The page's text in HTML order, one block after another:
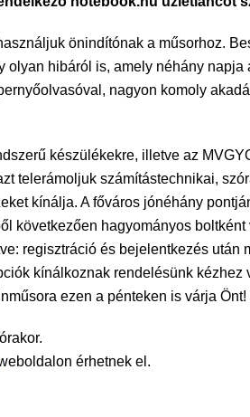
önindítónak a műsorhoz.
hibáról is, amely néhány
nagyon komoly
készülékekre, illetve az
telerámoljuk számítástechnikai,
kínálja. A főváros jónéhány
következően hagyományos
regisztráció és bejelentkezés után
kínálkoznak rendelésünk kézhez
ezen a pénteken is várja Önt!
érhetnek el.